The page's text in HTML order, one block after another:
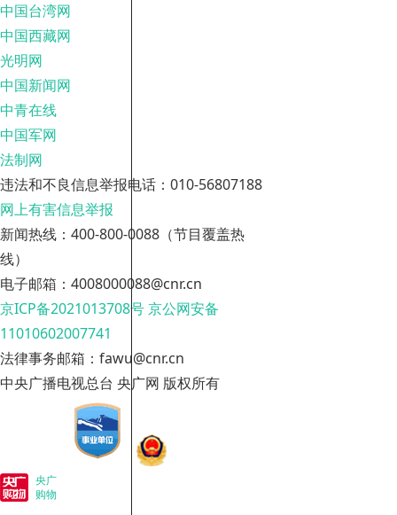
中国台湾网
中国西藏网
光明网
中国新闻网
中青在线
中国军网
法制网
违法和不良信息举报电话：010-56807188
网上有害信息举报
新闻热线：400-800-0088（节目覆盖热
线）
电子邮箱：4008000088@cnr.cn
京ICP备2021013708号京公网安备
11010602007741
法律事务邮箱：fawu@cnr.cn
中央广播电视总台 央广网 版权所有
央广
购物